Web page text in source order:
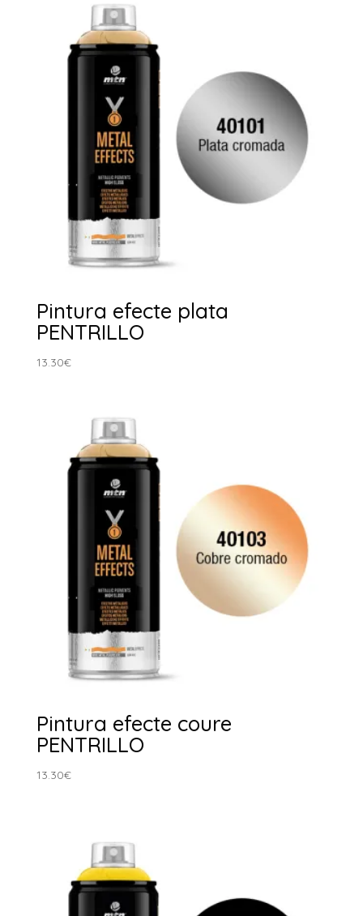
Pintura efecte plata
PENTRILLO
13.30€
Pintura efecte coure
PENTRILLO
13.30€